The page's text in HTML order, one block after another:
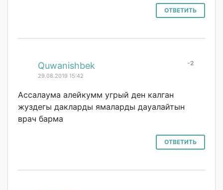
ОТВЕТИТЬ
-2
Quwanishbek
29.08.2019 15:42
Ассалаума алейкумм угрый ден калган
жуздегы дакларды ямаларды дауалайтын
врач барма
ОТВЕТИТЬ